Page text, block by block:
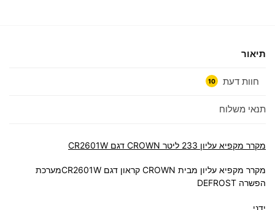
תיאור
חוות דעת 10
תנאי משלוח
מקרר ‏מקפיא עליון 233 ‏ליטר CROWN דגם CR2601W
מקרר מקפיא עליון מבית CROWN קראון דגם CR2601W
מערכת
הפשרה DEFROST
ידני